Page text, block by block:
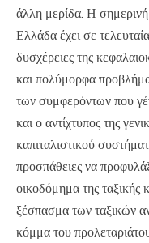
άλλη μερίδα. Η
Ελλάδα έχει σε
δυσχέρειες της
και πολύμορφα
των συμφερόντων που
και ο αντίχτυπος της
καπιταλιστικού
προσπάθειες να
οικοδόμημα της ταξικής
ξέσπασμα των ταξικών
κόμμα του